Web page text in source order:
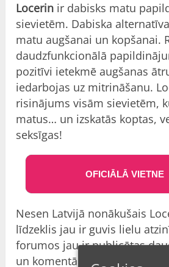
Locerin ir dabisks matu
sievietēm. Dabiska
matu augšanai un kopšanai.
daudzfunkcionālā
pozitīvi ietekmē augšanas
iedarbojas uz mitrināšanu.
risinājums visām sievietēm,
matus… un izskatās koptas,
seksīgas!
OFICIĀLĀ VIETNE
Nesen Latvijā nonākušais
līdzeklis jau ir guvis lielu
forumos jau ir publicētas
un komentāri ar ļoti